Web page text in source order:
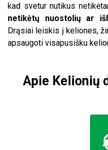
kad svetur nutikus
netikėtų nuostolių ar
Drąsiai leiskis į keliones,
apsaugoti visapusišku
Apie Kelionių